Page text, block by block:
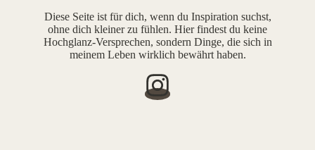
Diese Seite ist für dich, wenn du Inspiration suchst,
ohne dich kleiner zu fühlen. Hier findest du keine
Hochglanz-Versprechen, sondern Dinge, die sich in
meinem Leben wirklich bewährt haben.